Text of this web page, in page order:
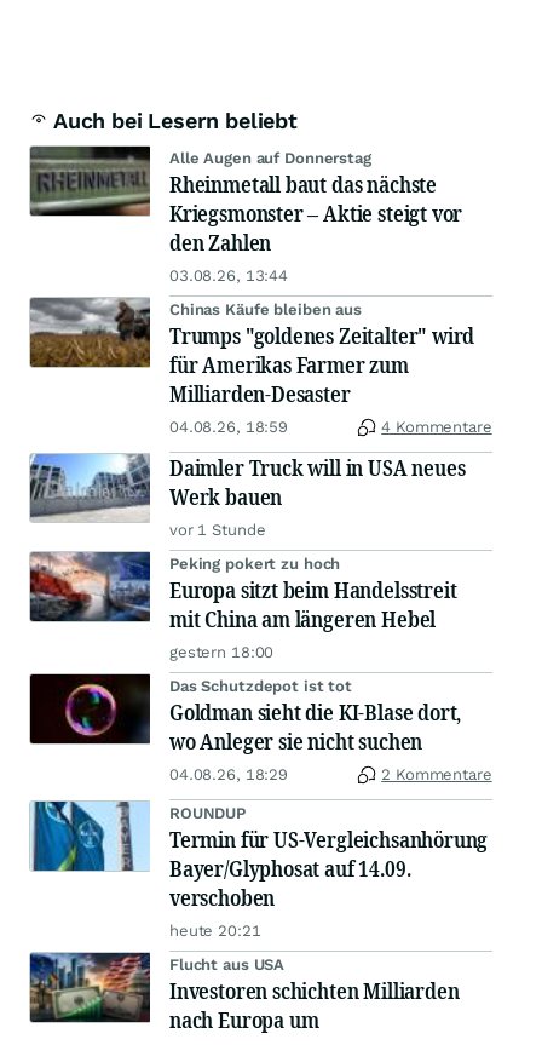
Auch bei Lesern beliebt
Alle Augen auf Donnerstag
Rheinmetall baut das nächste
Kriegsmonster – Aktie steigt vor
den Zahlen
03.08.26, 13:44
Chinas Käufe bleiben aus
Trumps "goldenes Zeitalter" wird
für Amerikas Farmer zum
Milliarden-Desaster
04.08.26, 18:59 4 Kommentare
Daimler Truck will in USA neues
Werk bauen
vor 1 Stunde
Peking pokert zu hoch
Europa sitzt beim Handelsstreit
mit China am längeren Hebel
gestern 18:00
Das Schutzdepot ist tot
Goldman sieht die KI-Blase dort,
wo Anleger sie nicht suchen
04.08.26, 18:29 2 Kommentare
ROUNDUP
Termin für US-Vergleichsanhörung
Bayer/Glyphosat auf 14.09.
verschoben
heute 20:21
Flucht aus USA
Investoren schichten Milliarden
nach Europa um